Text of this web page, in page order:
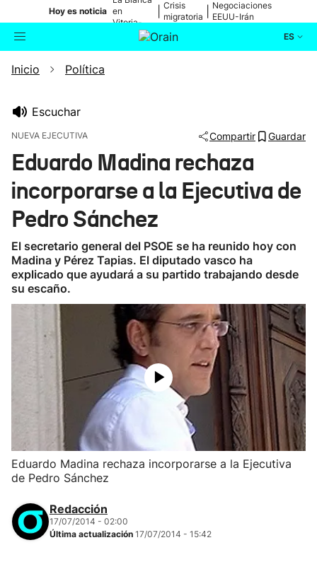
Hoy es noticia en
Vitoria-
Gasteiz
Crisis
migratoria
Negociaciones
EEUU-Irán
ES
Buscador
Ikusmiran
Eguraldia
Inicio Política
Escuchar
NUEVA EJECUTIVA Compartir Guardar
Eduardo Madina rechaza
incorporarse a la Ejecutiva de
Pedro Sánchez
El secretario general del PSOE se ha reunido hoy con
Madina y Pérez Tapias. El diputado vasco ha
explicado que ayudará a su partido trabajando desde
su escaño.
Eduardo Madina rechaza incorporarse a la Ejecutiva
de Pedro Sánchez
Redacción
17/07/2014 - 02:00
Última actualización 17/07/2014 - 15:42